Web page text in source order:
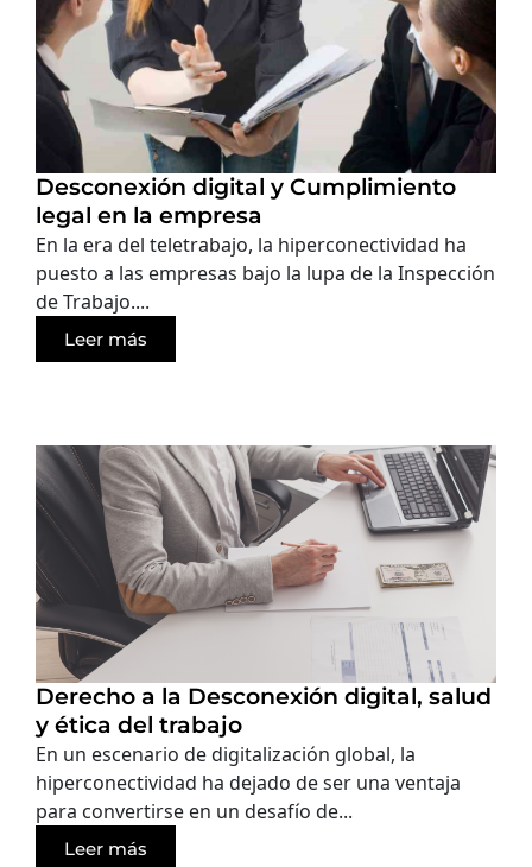
Desconexión digital y Cumplimiento
legal en la empresa
En la era del teletrabajo, la hiperconectividad ha
puesto a las empresas bajo la lupa de la Inspección
de Trabajo....
Leer más
Derecho a la Desconexión digital, salud
y ética del trabajo
En un escenario de digitalización global, la
hiperconectividad ha dejado de ser una ventaja
para convertirse en un desafío de...
Leer más